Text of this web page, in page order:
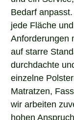
Bedarf
jede Fläche
Anforderungen
auf starre
durchdachte
einzelne
Matratzen,
wir arbeiten
hohen